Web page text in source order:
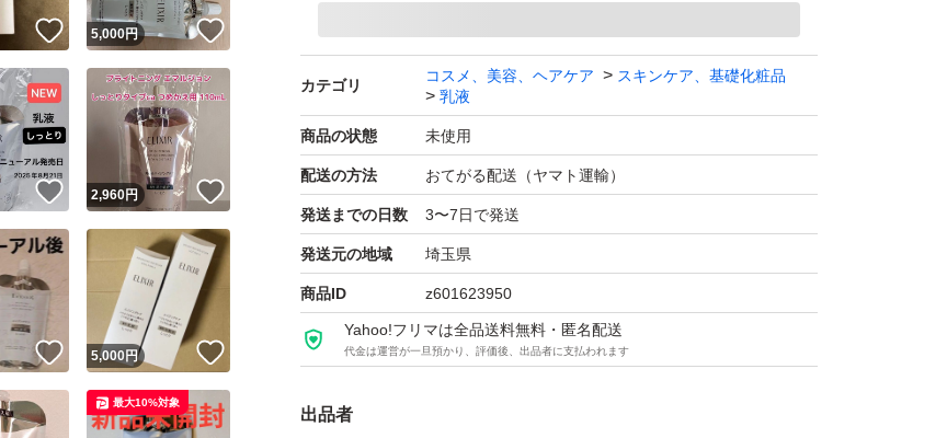
カテゴリ
コスメ、美容、ヘアケア
スキンケア、基礎化粧品
乳液
商品の状態 未使用
配送の方法 おてがる配送（ヤマト運輸）
発送までの日数 3〜7日で発送
発送元の地域 埼玉県
商品ID z601623950
Yahoo!フリマは全品送料無料・匿名配送
代金は運営が一旦預かり、評価後、出品者に支払われます
出品者
いいね！
5,000円
いいね！
2,960円
いいね！
5,000 円
最大10%対象